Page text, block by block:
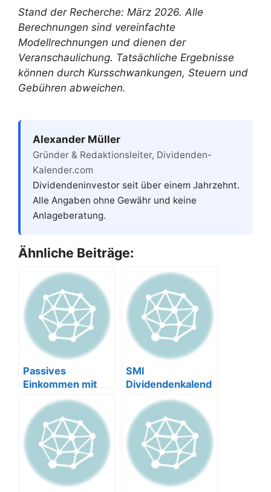
Stand der Recherche: März 2026. Alle
Berechnungen sind vereinfachte
Modellrechnungen und dienen der
Veranschaulichung. Tatsächliche Ergebnisse
können durch Kursschwankungen, Steuern und
Gebühren abweichen.
Alexander Müller
Gründer & Redaktionsleiter, Dividenden-
Kalender.com
Dividendeninvestor seit über einem Jahrzehnt.
Alle Angaben ohne Gewähr und keine
Anlageberatung.
Ähnliche Beiträge:
Passives
Einkommen mit
Dividenden: Wie
viel Kapital
brauche ich?
SMI
Dividendenkalend